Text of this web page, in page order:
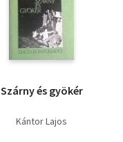
Szárny és gyökér
Kántor Lajos